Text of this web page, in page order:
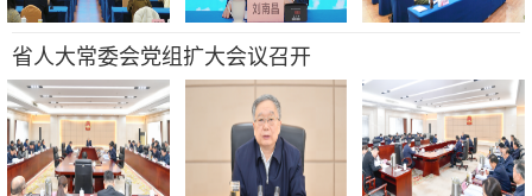
省人大常委会党组扩大会议召开